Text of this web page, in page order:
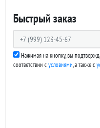
Быстрый заказ
Нажимая на кнопку, вы
соответствии сусловиями, а также c